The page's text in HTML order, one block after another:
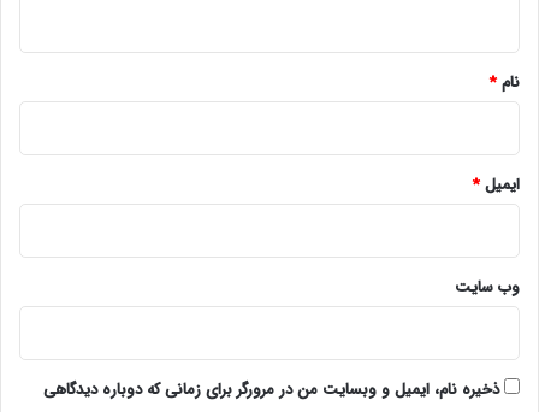
نام*
ایمیل*
وب‌ سایت
ذخیره نام، ایمیل و وبسایت من در مرورگر برای زمانی که دوباره دیدگاهی